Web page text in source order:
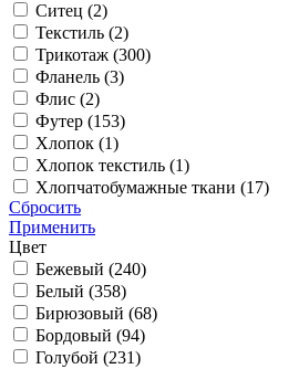
Ситец (2)
Текстиль (2)
Трикотаж (300)
Фланель (3)
Флис (2)
Футер (153)
Хлопок (1)
Хлопок текстиль (1)
Хлопчатобумажные ткани (17)
Сбросить
Применить
Цвет
Бежевый (240)
Белый (358)
Бирюзовый (68)
Бордовый (94)
Голубой (231)